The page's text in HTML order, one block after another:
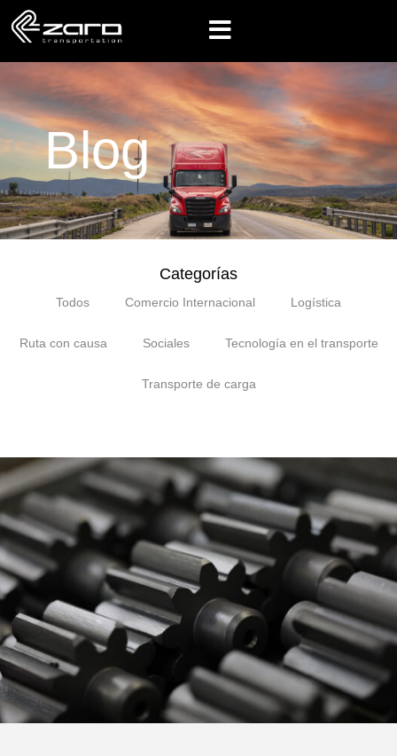
Blog
Categorías
Todos Comercio Internacional Logística
Ruta con causa Sociales Tecnología en el transporte
Transporte de carga